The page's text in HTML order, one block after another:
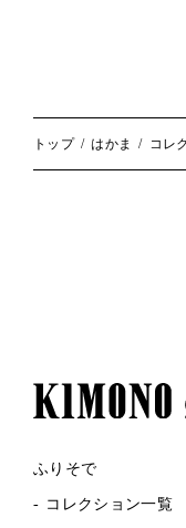
トップ はかま コレ
ふりそで
コレクション一覧